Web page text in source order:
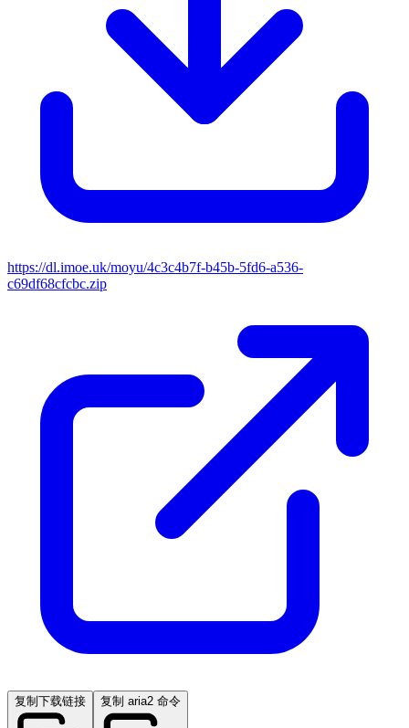
https://dl.imoe.uk/moyu/4c3c4b7f-b45b-5fd6-a536-
c69df68cfcbc.zip
复制下载链接 复制 aria2 命令